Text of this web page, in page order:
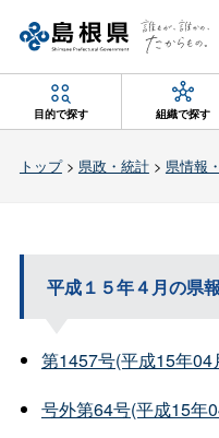
目的で探す 組織で探す
トップ> 県政・統計> 県情報
平成１５年４月の県報
第1457号(平成15年
号外第64号(平成15年